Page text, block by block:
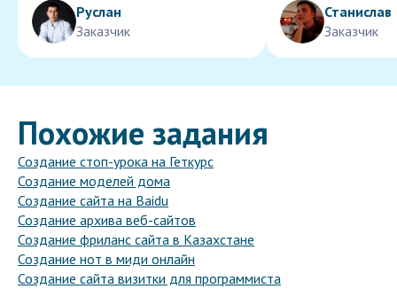
Руслан
Заказчик
Станислав
Заказчик
Похожие задания
Создание стоп-урока на Геткурс
Создание моделей дома
Создание сайта на Baidu
Создание архива веб-сайтов
Создание фриланс сайта в Казахстане
Создание нот в миди онлайн
Создание сайта визитки для программиста